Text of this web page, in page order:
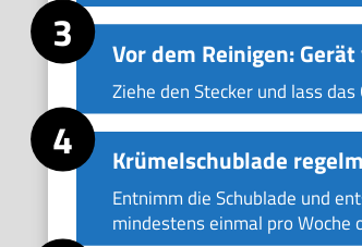
Vor dem Reinigen:
Ziehe den Stecker und lass
Krümelschublade
Entnimm die Schublade und
mindestens einmal pro Woche